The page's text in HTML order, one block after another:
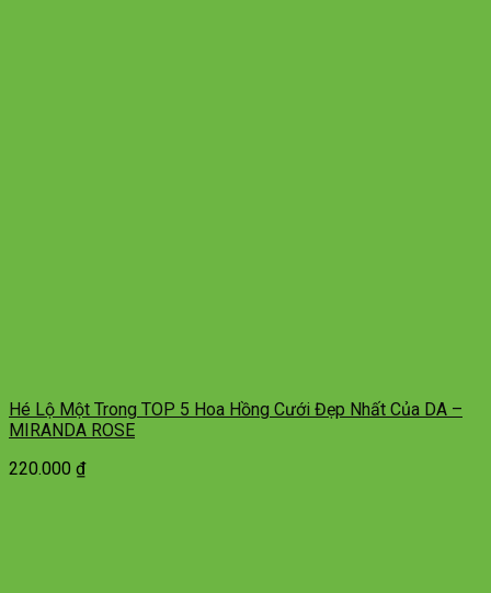
Hé Lộ Một Trong TOP 5 Hoa Hồng Cưới Đẹp Nhất Của DA –
MIRANDA ROSE
220.000 ₫